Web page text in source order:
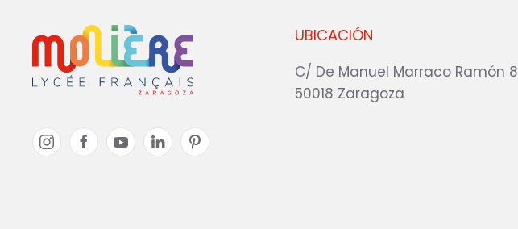
UBICACIÓN
C/ De Manuel Marraco Ramón 8
50018 Zaragoza